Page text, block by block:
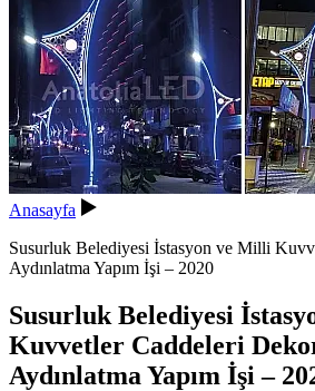
Anasayfa
Susurluk Belediyesi İstasyon ve Milli
Aydınlatma Yapım İşi – 2020
Susurluk Belediyesi
Kuvvetler Caddeleri
Aydınlatma Yapım İşi –